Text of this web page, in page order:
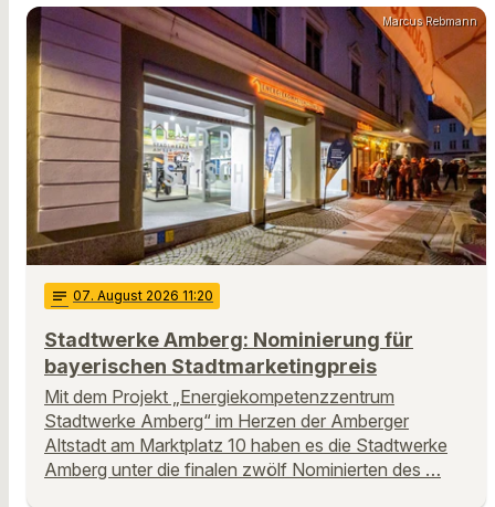
Marcus Rebmann
notes 07. August 2026 11:20
Stadtwerke Amberg: Nominierung für
bayerischen Stadtmarketingpreis
Mit dem Projekt „Energiekompetenzzentrum
Stadtwerke Amberg“ im Herzen der Amberger
Altstadt am Marktplatz 10 haben es die Stadtwerke
Amberg unter die finalen zwölf Nominierten des …